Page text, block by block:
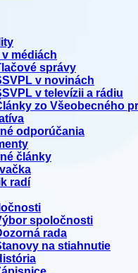
v médiách
správy
v novinách
v televízii a rádiu
zo Všeobecného
odporúčania
články
radí
spoločnosti
rada
na stiahnutie